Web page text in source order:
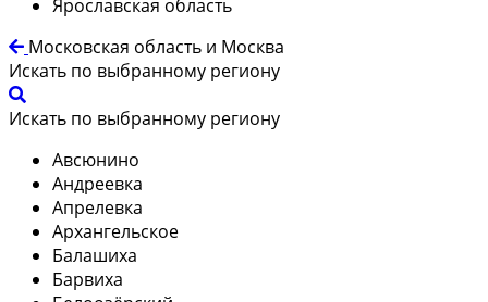
Ярославская область
Московская область и Москва
Искать по выбранному региону
Искать по выбранному региону
Авсюнино
Андреевка
Апрелевка
Архангельское
Балашиха
Барвиха